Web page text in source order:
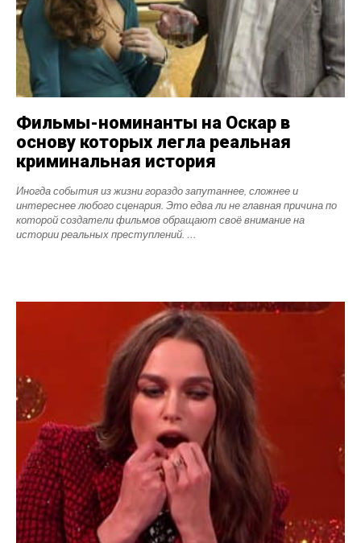
Фильмы-номинанты на Оскар в
основу которых легла реальная
криминальная история
Иногда события из жизни гораздо запутаннее, сложнее и
интереснее любого сценария. Это едва ли не главная причина по
которой создатели фильмов обращают своё внимание на
истории реальных преступлений. …